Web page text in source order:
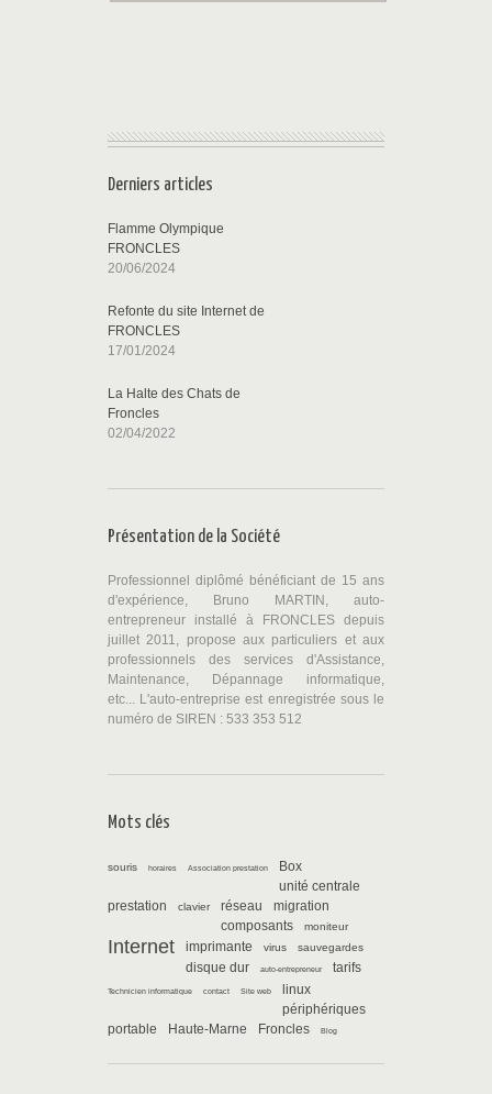
Derniers articles
Flamme Olympique
FRONCLES
20/06/2024
Refonte du site Internet de
FRONCLES
17/01/2024
La Halte des Chats de
Froncles
02/04/2022
Présentation de la Société
Professionnel diplômé bénéficiant de 15 ans
d'expérience, Bruno MARTIN, auto-
entrepreneur installé à FRONCLES depuis
juillet 2011, propose aux particuliers et aux
professionnels des services d'Assistance,
Maintenance, Dépannage informatique,
etc... L'auto-entreprise est enregistrée sous le
numéro de SIREN : 533 353 512
Mots clés
souris horaires Association prestation
Box
unité centrale
prestation
clavier réseau
migration
composants
moniteur
Internet imprimante virus sauvegardes
disque dur auto-entrepreneur tarifs
Technicien informatique contact Site web
linux
périphériques
portable
Haute-Marne Froncles Blog